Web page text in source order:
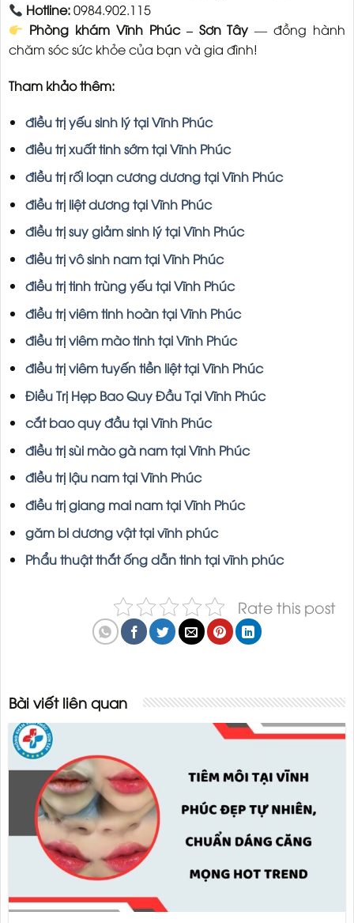
Hotline:0984.902.115
Phòng khám Vĩnh Phúc – Sơn Tây — đồng hành
chăm sóc sức khỏe của bạn và gia đình!
Tham khảo thêm:
điều trị yếu sinh lý tại Vĩnh Phúc
điều trị xuất tinh sớm tại Vĩnh Phúc
điều trị rối loạn cương dương tại Vĩnh Phúc
điều trị liệt dương tại Vĩnh Phúc
điều trị suy giảm sinh lý tại Vĩnh Phúc
điều trị vô sinh nam tại Vĩnh Phúc
điều trị tinh trùng yếu tại Vĩnh Phúc
điều trị viêm tinh hoàn tại Vĩnh Phúc
điều trị viêm mào tinh tại Vĩnh Phúc
điều trị viêm tuyến tiền liệt tại Vĩnh Phúc
Điều Trị Hẹp Bao Quy Đầu Tại Vĩnh Phúc
cắt bao quy đầu tại Vĩnh Phúc
điều trị sùi mào gà nam tại Vĩnh Phúc
điều trị lậu nam tại Vĩnh Phúc
điều trị giang mai nam tại Vĩnh Phúc
găm bi dương vật tại vĩnh phúc
Phẩu thuật thắt ống dẫn tinh tại vĩnh phúc
Rate this post
Bài viết liên quan